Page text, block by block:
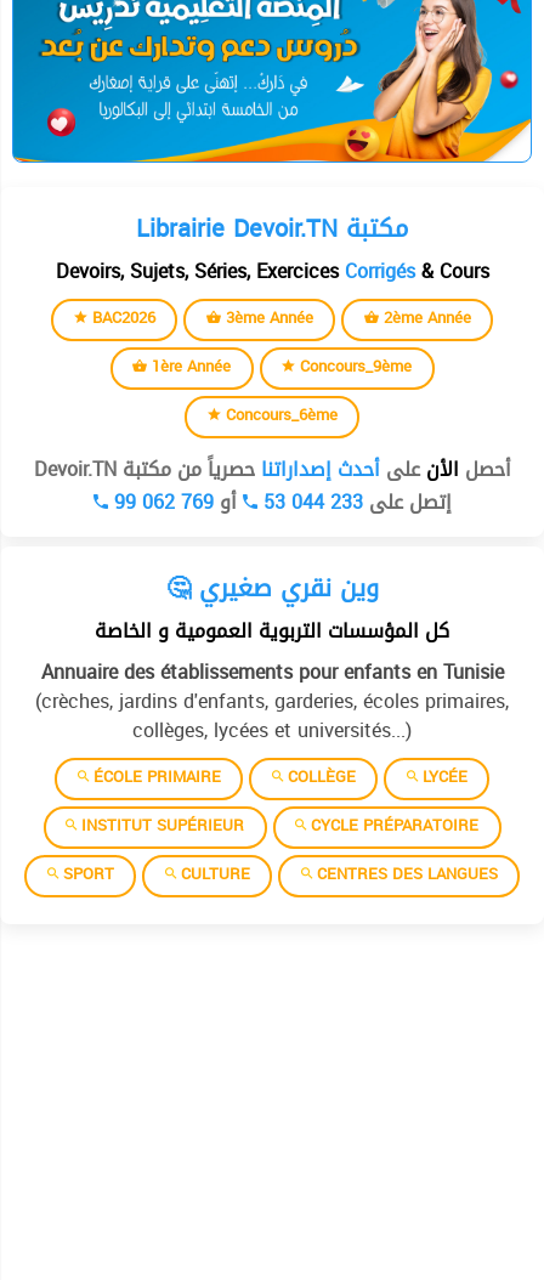
Librairie Devoir.TN مكتبة
Devoirs, Sujets, Séries, ExercicesCorrigés& Cours
BAC2026 3ème Année
2ème Année
1ère Année
Concours_9ème
Concours_6ème
أحصل الأنعلىأحدث إصداراتناحصرياً من مكتبة Devoir.TN
إتصل على53 044 233 أو99 062 769
🤔 وين نقري صغيري
كل المؤسسات التربوية العمومية و الخاصة
Annuaire des établissements pour enfants en Tunisie
(crèches, jardins d'enfants, garderies, écoles primaires,
collèges, lycées et universités...)
ÉCOLE PRIMAIRE COLLÈGE
LYCÉE
INSTITUT SUPÉRIEUR
CYCLE PRÉPARATOIRE
SPORT
CULTURE CENTRES DES LANGUES